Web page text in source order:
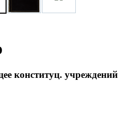
конституц. учреждений